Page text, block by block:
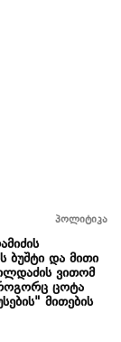
პოლიტიკა
ბუშტი და მითი
ვითომ
ცოტა
მითების